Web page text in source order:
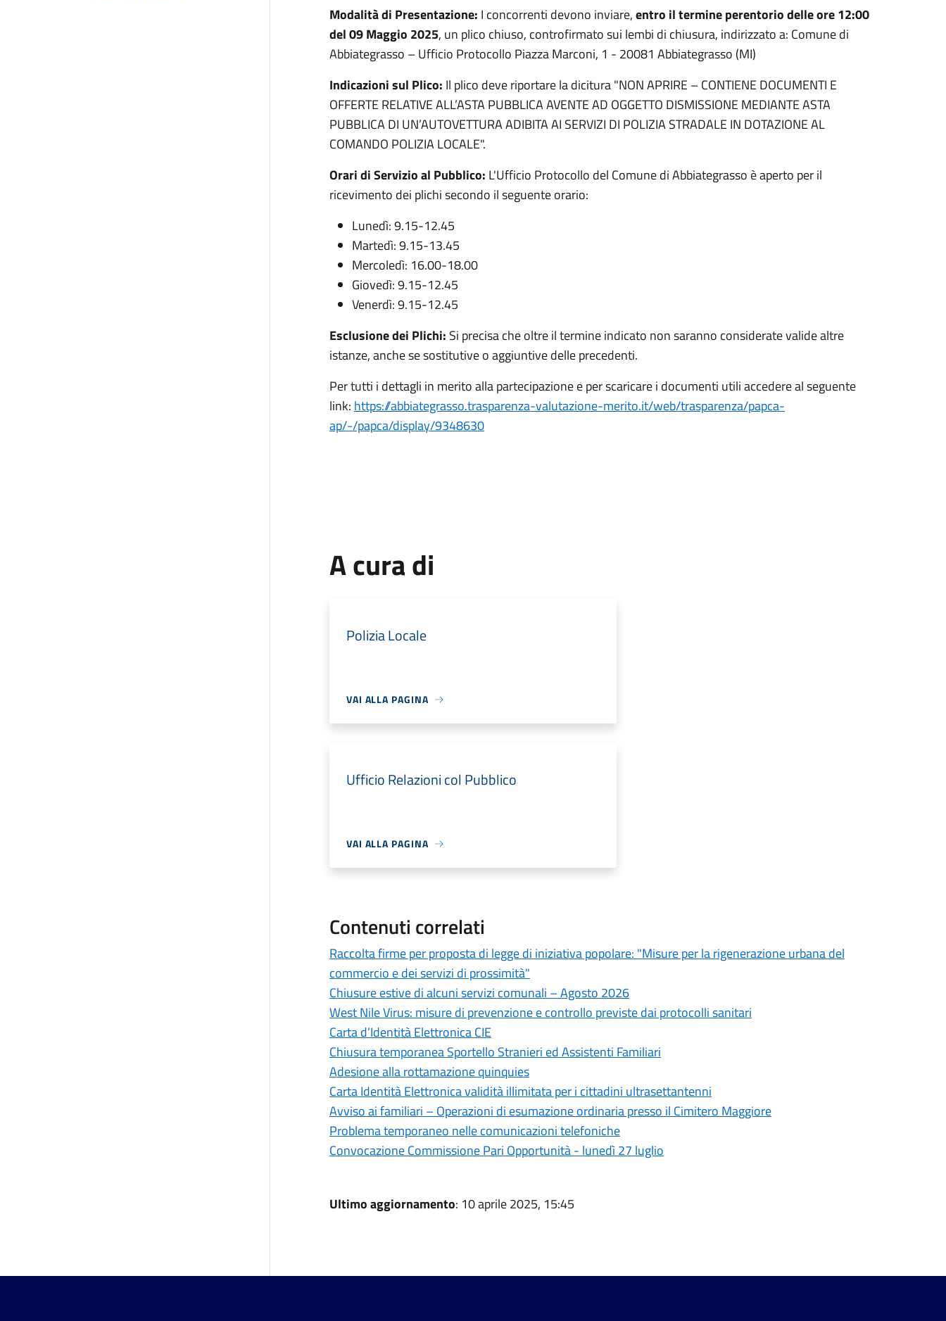
Modalità di Presentazione: I concorrenti devono inviare,entro il termine perentorio delle ore 12:00
del 09 Maggio 2025, un plico chiuso, controfirmato sui lembi di chiusura, indirizzato a: Comune di
Abbiategrasso – Ufficio Protocollo Piazza Marconi, 1 - 20081 Abbiategrasso (MI)
Indicazioni sul Plico: Il plico deve riportare la dicitura "NON APRIRE – CONTIENE DOCUMENTI E
OFFERTE RELATIVE ALL’ASTA PUBBLICA AVENTE AD OGGETTO DISMISSIONE MEDIANTE ASTA
PUBBLICA DI UN’AUTOVETTURA ADIBITA AI SERVIZI DI POLIZIA STRADALE IN DOTAZIONE AL
COMANDO POLIZIA LOCALE".
Orari di Servizio al Pubblico: L'Ufficio Protocollo del Comune di Abbiategrasso è aperto per il
ricevimento dei plichi secondo il seguente orario:
Lunedì: 9.15-12.45
Martedì: 9.15-13.45
Mercoledì: 16.00-18.00
Giovedì: 9.15-12.45
Venerdì: 9.15-12.45
Esclusione dei Plichi: Si precisa che oltre il termine indicato non saranno considerate valide altre
istanze, anche se sostitutive o aggiuntive delle precedenti.
Per tutti i dettagli in merito alla partecipazione e per scaricare i documenti utili accedere al seguente
link: https://abbiategrasso.trasparenza-valutazione-merito.it/web/trasparenza/papca-
ap/-/papca/display/9348630
A cura di
Polizia Locale
VAI ALLA PAGINA
Ufficio Relazioni col Pubblico
VAI ALLA PAGINA
Contenuti correlati
Raccolta firme per proposta di legge di iniziativa popolare: "Misure per la rigenerazione urbana del
commercio e dei servizi di prossimità"
Chiusure estive di alcuni servizi comunali – Agosto 2026
West Nile Virus: misure di prevenzione e controllo previste dai protocolli sanitari
Carta d’Identità Elettronica CIE
Chiusura temporanea Sportello Stranieri ed Assistenti Familiari
Adesione alla rottamazione quinquies
Carta Identità Elettronica validità illimitata per i cittadini ultrasettantenni
Avviso ai familiari – Operazioni di esumazione ordinaria presso il Cimitero Maggiore
Problema temporaneo nelle comunicazioni telefoniche
Convocazione Commissione Pari Opportunità - lunedì 27 luglio
Ultimo aggiornamento: 10 aprile 2025, 15:45